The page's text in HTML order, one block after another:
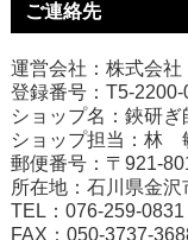
ご連絡先
運営会社：株式会
登録番号：T5-
ショップ名：鋏研
ショップ担当：林
郵便番号：〒921-
所在地：石川県金
TEL：076-259-0831
FAX：050-3737-